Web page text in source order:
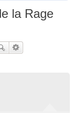
la Rage